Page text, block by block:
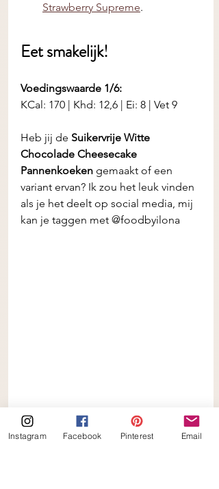
Strawberry Supreme.
Eet smakelijk!
Voedingswaarde 1/6:
KCal: 170 | Khd: 12,6 | Ei: 8 | Vet 9
Heb jij de Suikervrije Witte
Chocolade Cheesecake
Pannenkoeken gemaakt of een
variant ervan? Ik zou het leuk vinden
als je het deelt op social media, mij
kan je taggen met @foodbyilona
Instagram Facebook Pinterest Email